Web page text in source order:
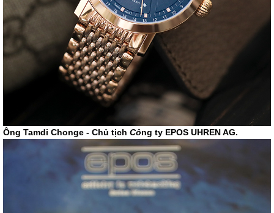
Ông Tamdi Chonge - Chủ tịch Công ty EPOS UHREN AG.